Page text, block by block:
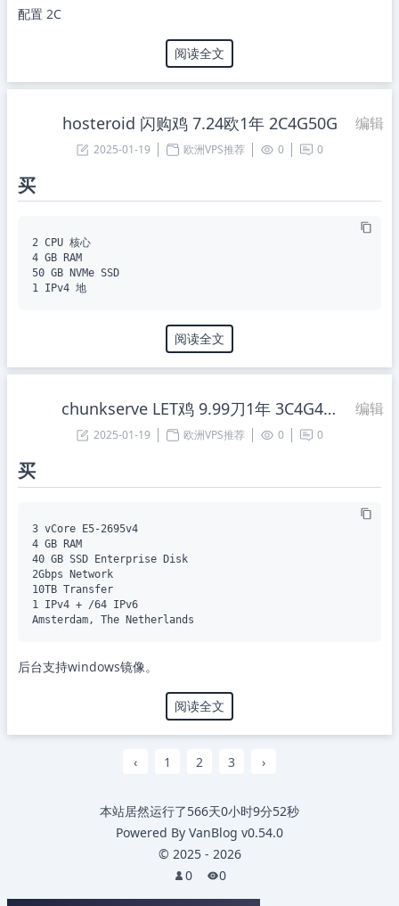
配置 2C
阅读全文
hosteroid 闪购鸡 7.24欧1年 2C4G50G 编辑
2025-01-19 欧洲VPS推荐 0 0
买
2 CPU 核心
4 GB RAM
50 GB NVMe SSD
阅读全文
chunkserve LET鸡 9.99刀1年 3C4G40G 编辑
2025-01-19 欧洲VPS推荐 0 0
买
3 vCore E5-2695v4
4 GB RAM
40 GB SSD Enterprise Disk
2Gbps Network
10TB Transfer
1 IPv4 + /64 IPv6
后台支持windows镜像。
阅读全文
‹ 1 2 3 ›
本站居然运行了566天0小时9分53秒
Powered By VanBlog v0.54.0
© 2025- 2026
0
0